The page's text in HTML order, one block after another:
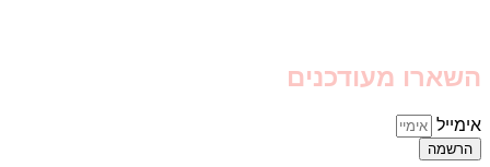
השארו מעודכנים
אימייל
הרשמה